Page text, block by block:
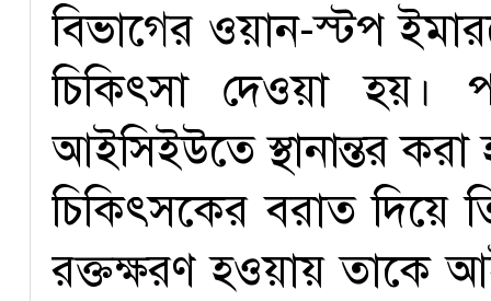
বিভাগের ওয়ান-স্টপ
চিকিৎসা দেওয়া হয়।
আইসিইউতে স্থানান্তর করা
চিকিৎসকের বরাত দিয়ে
রক্তক্ষরণ হওয়ায় তাকে